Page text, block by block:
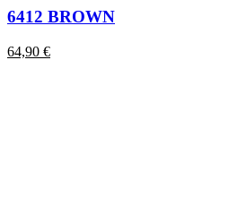
6412 BROWN
64,90 €